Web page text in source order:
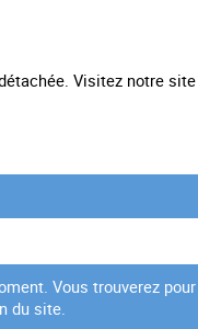
Visitez notre site
Vous trouverez
du site.